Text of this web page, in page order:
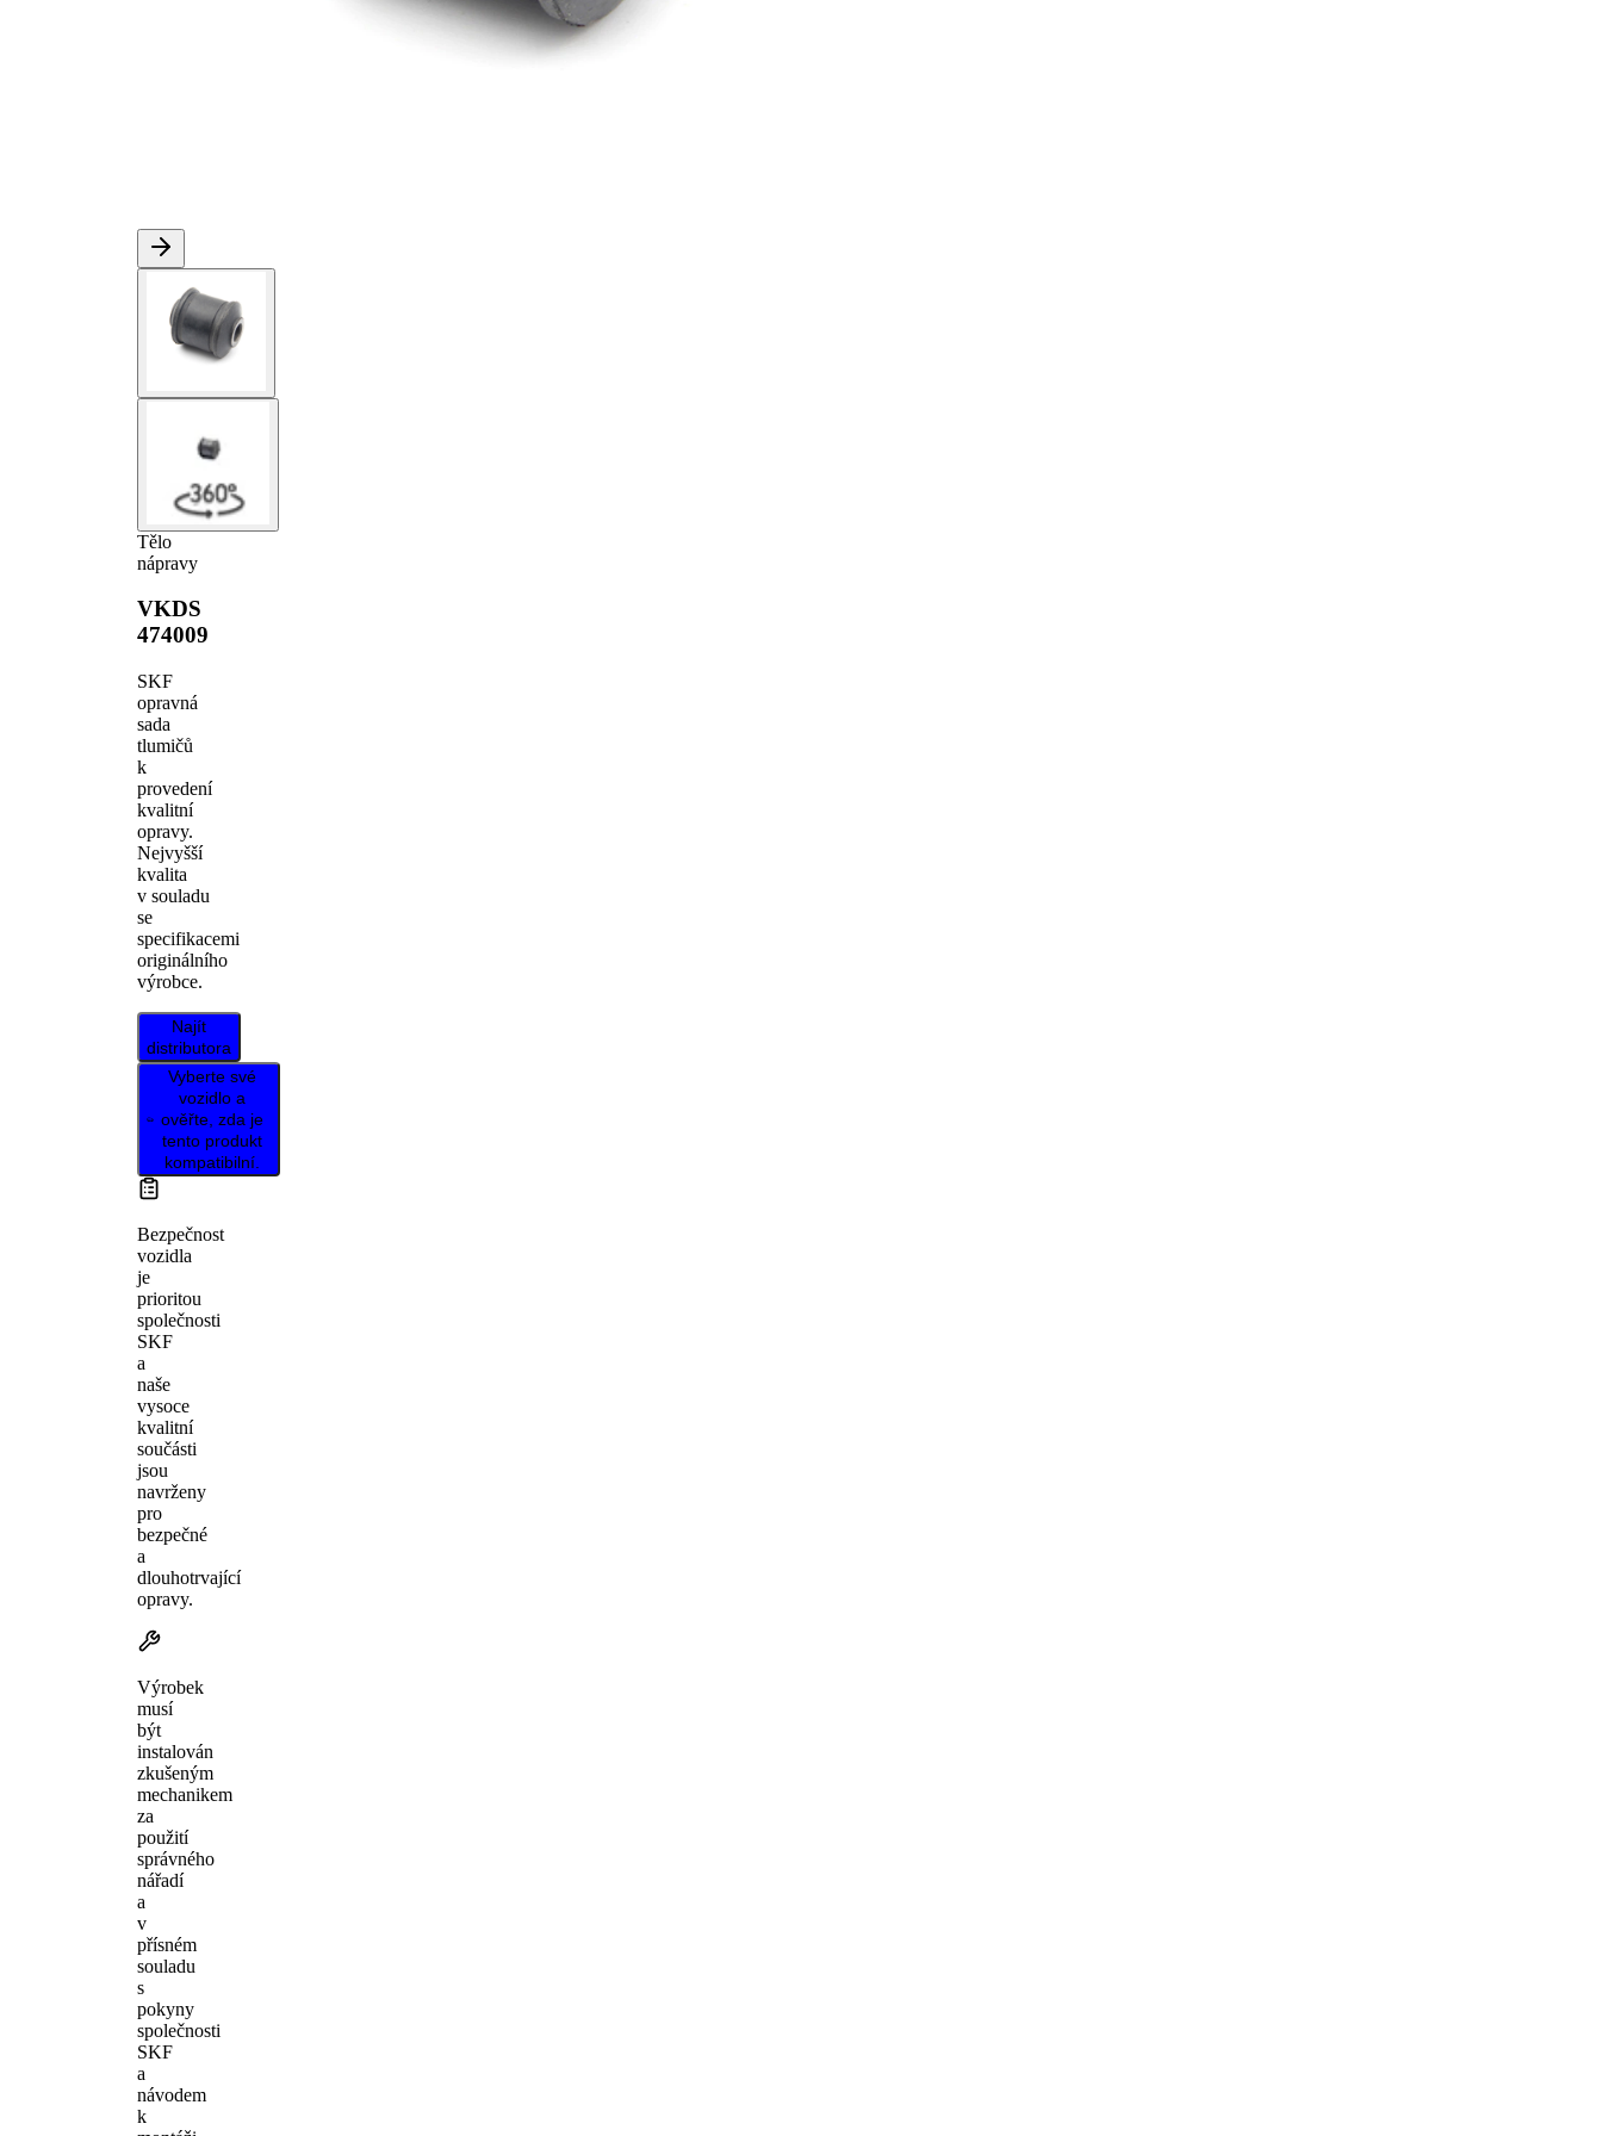
Tělo
nápravy
VKDS
474009
SKF
opravná
sada
tlumičů
k
provedení
kvalitní
opravy.
Nejvyšší
kvalita
v souladu
se
specifikacemi
originálního
výrobce.
Najít
distributora
Vyberte své
vozidlo a
ověřte, zda je
tento produkt
kompatibilní.
Bezpečnost
vozidla
je
prioritou
společnosti
SKF
a
naše
vysoce
kvalitní
součásti
jsou
navrženy
pro
bezpečné
a
dlouhotrvající
opravy.
Výrobek
musí
být
instalován
zkušeným
mechanikem
za
použití
správného
nářadí
a
v
přísném
souladu
s
pokyny
společnosti
SKF
a
návodem
k